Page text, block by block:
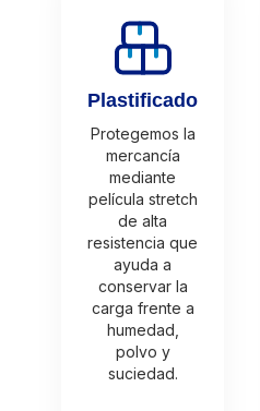
Plastificado
Protegemos la
mercancía
mediante
película stretch
de alta
resistencia que
ayuda a
conservar la
carga frente a
humedad,
polvo y
suciedad.